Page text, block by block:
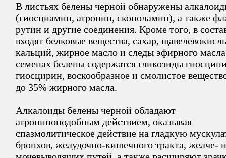
В листьях белены черной обнаружены
(гиосциамин, атропин, скополамин), а также
рутин и другие соединения. Кроме того, в
входят белковые вещества, сахар,
кальций, жирное масло и следы эфирного
семенах белены содержатся гликозиды
гиосцирин, воскообразное и смолистое
до 35% жирного масла.
Алкалоиды белены черной обладают
атропиноподобным действием, оказывая
спазмолитическое действие на гладкую
бронхов, желудочно-кишечного тракта, желче- и